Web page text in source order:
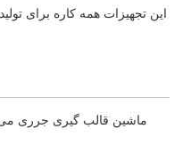
این تجهیزات همه کاره برای